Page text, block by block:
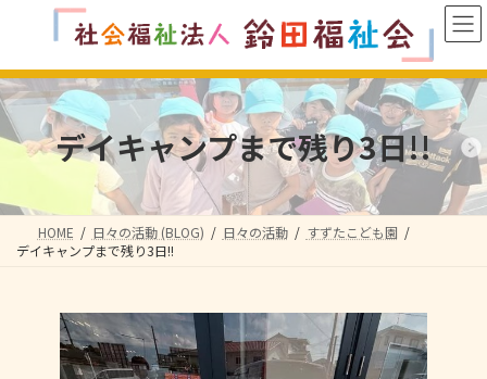
ン
ツ
へ
ス
プ
ー
シ
ョ
ン
動
デイキャンプまで残り3日!!
HOME 日々の活動 (BLOG) 日々の活動
すずたこども園
デイキャンプまで残り3日!!